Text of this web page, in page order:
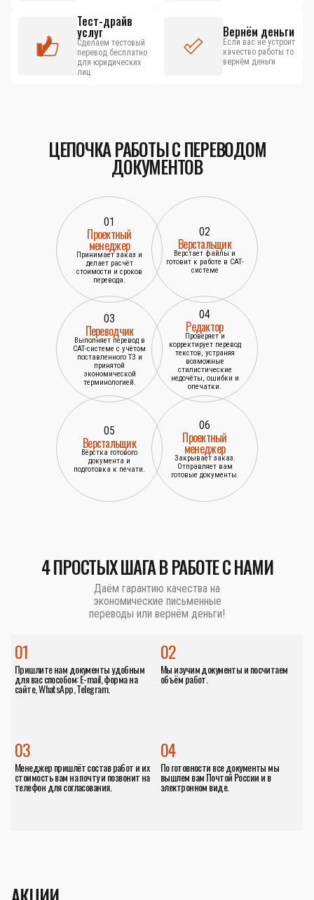
Тест-драйв
услуг
Сделаем тестовый
перевод бесплатно
для юридических
лиц
Вернём деньги
Если вас не устроит
качество работы то
вернём деньги
ЦЕПОЧКА РАБОТЫ С ПЕРЕВОДОМ
ДОКУМЕНТОВ
01
Проектный
менеджер
Принимает заказ и
делает расчёт
стоимости и сроков
перевода.
02
Верстальщик
Верстает файлы и
готовит к работе в САТ-
системе
03
Переводчик
Выполняет перевод в
САТ-системе с учётом
поставленного ТЗ и
принятой
экономической
терминологией.
04
Редактор
Проверяет и
корректирует перевод
текстов, устраняя
возможные
стилистические
недочёты, ошибки и
опечатки.
05
Верстальщик
Вёрстка готового
документа и
подготовка к печати.
06
Проектный
менеджер
Закрывает заказ.
Отправляет вам
готовые документы.
4 ПРОСТЫХ ШАГА В РАБОТЕ С НАМИ
Даём гарантию качества на
экономические письменные
переводы или вернём деньги!
01
Пришлите нам документы удобным
для вас способом: E-mail, форма на
сайте, WhatsApp, Telegram.
02
Мы изучим документы и посчитаем
объём работ.
04
По готовности все документы мы
вышлем вам Почтой России и в
электронном виде.
03
Менеджер пришлёт состав работ и их
стоимость вам на почту и позвонит на
телефон для согласования.